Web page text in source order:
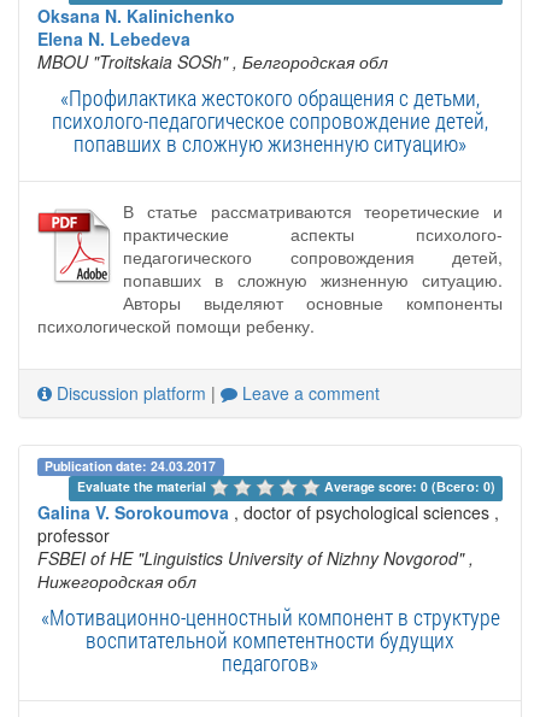
Oksana N. Kalinichenko
Elena N. Lebedeva
MBOU "Troitskaia SOSh" , Белгородская обл
«Профилактика жестокого обращения с детьми,
психолого-педагогическое сопровождение детей,
попавших в сложную жизненную ситуацию»
В статье рассматриваются теоретические и
практические аспекты психолого-
педагогического сопровождения детей,
попавших в сложную жизненную ситуацию.
Авторы выделяют основные компоненты
психологической помощи ребенку.
Discussion platform | Leave a comment
Publication date: 24.03.2017
Evaluate the material
Average score: 0 (Всего: 0)
Galina V. Sorokoumova , doctor of psychological sciences ,
professor
FSBEI of HE "Linguistics University of Nizhny Novgorod" ,
Нижегородская обл
«Мотивационно-ценностный компонент в структуре
воспитательной компетентности будущих
педагогов»